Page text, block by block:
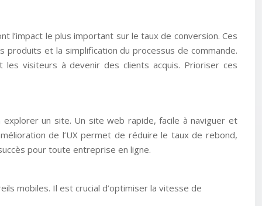
l’impact le plus important sur le taux de conversion. Ces
produits et la simplification du processus de commande.
les visiteurs à devenir des clients acquis. Prioriser ces
un site. Un site web rapide, facile à naviguer et
de l’UX permet de réduire le taux de rebond,
pour toute entreprise en ligne.
mobiles. Il est crucial d’optimiser la vitesse de